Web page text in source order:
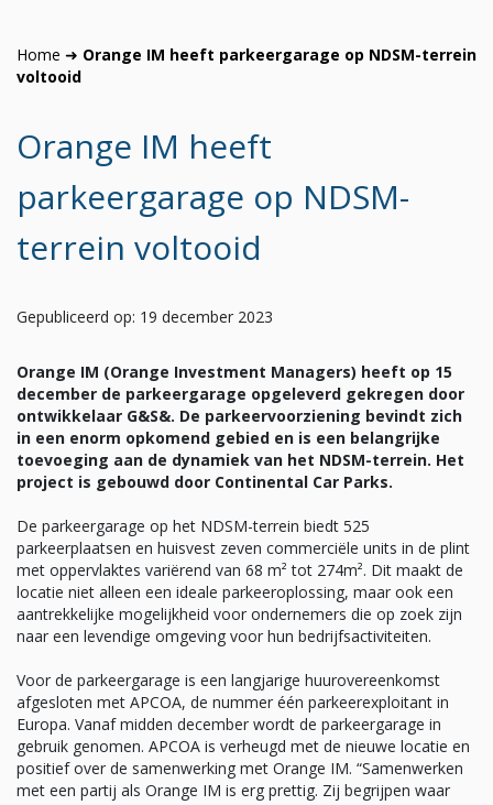
Home ➜ Orange IM heeft parkeergarage op NDSM-terrein
voltooid
Orange IM heeft
parkeergarage op NDSM-
terrein voltooid
Gepubliceerd op: 19 december 2023
Orange IM (Orange Investment Managers) heeft op 15
december de parkeergarage opgeleverd gekregen door
ontwikkelaar G&S&. De parkeervoorziening bevindt zich
in een enorm opkomend gebied en is een belangrijke
toevoeging aan de dynamiek van het NDSM-terrein. Het
project is gebouwd door Continental Car Parks.
De parkeergarage op het NDSM-terrein biedt 525
parkeerplaatsen en huisvest zeven commerciële units in de plint
met oppervlaktes variërend van 68 m² tot 274m². Dit maakt de
locatie niet alleen een ideale parkeeroplossing, maar ook een
aantrekkelijke mogelijkheid voor ondernemers die op zoek zijn
naar een levendige omgeving voor hun bedrijfsactiviteiten.
Voor de parkeergarage is een langjarige huurovereenkomst
afgesloten met APCOA, de nummer één parkeerexploitant in
Europa. Vanaf midden december wordt de parkeergarage in
gebruik genomen. APCOA is verheugd met de nieuwe locatie en
positief over de samenwerking met Orange IM. “Samenwerken
met een partij als Orange IM is erg prettig. Zij begrijpen waar